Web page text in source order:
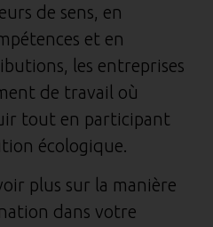
de sens, en
et en
les entreprises
de travail où
tout en participant
écologique.
plus sur la manière
dans votre